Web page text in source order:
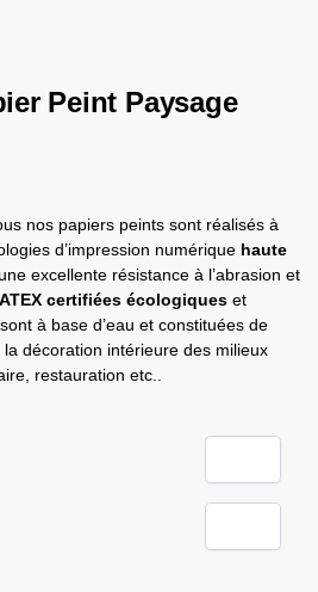
Peint Paysage
nos papiers peints sont réalisés à
d’impression numérique haute
excellente résistance à l’abrasion et
certifiées écologiques et
à base d’eau et constituées de
décoration intérieure des milieux
restauration etc..